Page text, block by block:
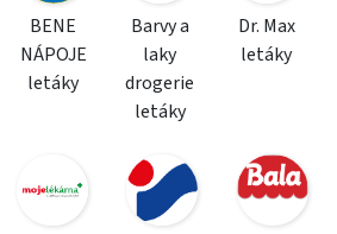
BENE
NÁPOJE
letáky
Barvy a
laky
drogerie
letáky
Dr. Max
letáky